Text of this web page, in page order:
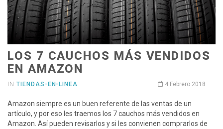
LOS 7 CAUCHOS MÁS VENDIDOS
EN AMAZON
IN TIENDAS-EN-LINEA 4 Febrero 2018
Amazon siempre es un buen referente de las ventas de un
artículo, y por eso les traemos los 7 cauchos más vendidos en
Amazon. Así pueden revisarlos y si les convienen comprarlos de